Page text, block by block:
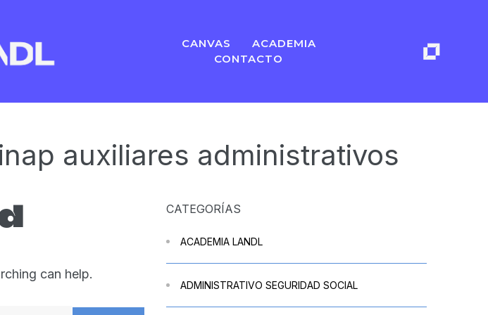
CANVAS
ACADEMIA
CONTACTO
auxiliares administrativos
can help.
CATEGORÍAS
ACADEMIA LANDL
ADMINISTRATIVO SEGURIDAD SOCIAL